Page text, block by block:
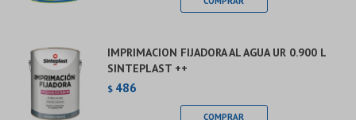
IMPRIMACION FIJADORA AL AGUA UR 0.900 L
SINTEPLAST ++
$ 486